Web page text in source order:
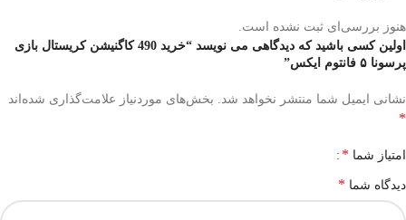
هنوز بررسی‌ای ثبت نشده است.
اولین کسی باشید که دیدگاهی می نویسد “خرید 490 کاگنیشن کریستال بازی
پرسونا ۵ فانتوم ایکس”
نشانی ایمیل شما منتشر نخواهد شد. بخش‌های موردنیاز علامت‌گذاری شده‌اند
*
امتیاز شما *
دیدگاه شما *